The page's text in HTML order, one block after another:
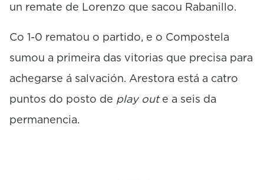
un remate de Lorenzo que sacou Rabanillo.
Co 1-0 rematou o partido, e o Compostela
sumou a primeira das vitorias que precisa para
achegarse á salvación. Arestora está a catro
puntos do posto de play oute a seis da
permanencia.